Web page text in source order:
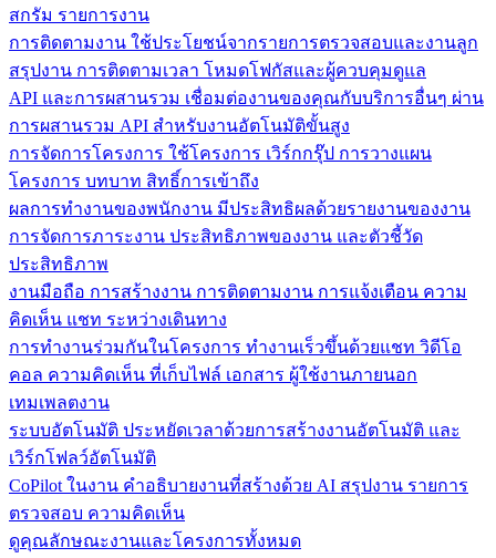
สกรัม รายการงาน
การติดตามงาน ใช้ประโยชน์จากรายการตรวจสอบและงานลูก
สรุปงาน การติดตามเวลา โหมดโฟกัสและผู้ควบคุมดูแล
API และการผสานรวม เชื่อมต่องานของคุณกับบริการอื่นๆ ผ่าน
การผสานรวม API สำหรับงานอัตโนมัติขั้นสูง
การจัดการโครงการ ใช้โครงการ เวิร์กกรุ๊ป การวางแผน
โครงการ บทบาท สิทธิ์การเข้าถึง
ผลการทำงานของพนักงาน มีประสิทธิผลด้วยรายงานของงาน
การจัดการภาระงาน ประสิทธิภาพของงาน และตัวชี้วัด
ประสิทธิภาพ
งานมือถือ การสร้างงาน การติดตามงาน การแจ้งเตือน ความ
คิดเห็น แชท ระหว่างเดินทาง
การทำงานร่วมกันในโครงการ ทํางานเร็วขึ้นด้วยแชท วิดีโอ
คอล ความคิดเห็น ที่เก็บไฟล์ เอกสาร ผู้ใช้งานภายนอก
เทมเพลตงาน
ระบบอัตโนมัติ ประหยัดเวลาด้วยการสร้างงานอัตโนมัติ และ
เวิร์กโฟลว์อัตโนมัติ
CoPilot ในงาน คำอธิบายงานที่สร้างด้วย AI สรุปงาน รายการ
ตรวจสอบ ความคิดเห็น
ดูคุณลักษณะงานและโครงการทั้งหมด